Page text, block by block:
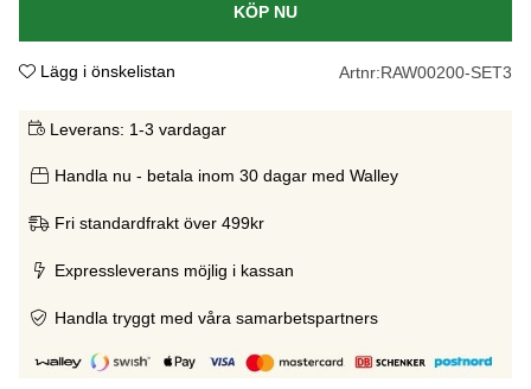
KÖP NU
Lägg i önskelistan Artnr:RAW00200-SET3
Leverans: 1-3 vardagar
Handla nu - betala inom 30 dagar med Walley
Fri standardfrakt över 499kr
Expressleverans möjlig i kassan
Handla tryggt med våra samarbetspartners